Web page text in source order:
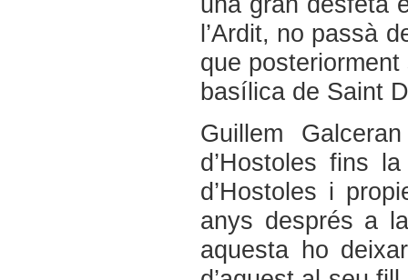
l’Ardit, no passà
que
basílica de Saint
Guillem
d’Hostoles fins
d’Hostoles i
anys després a
aquesta ho